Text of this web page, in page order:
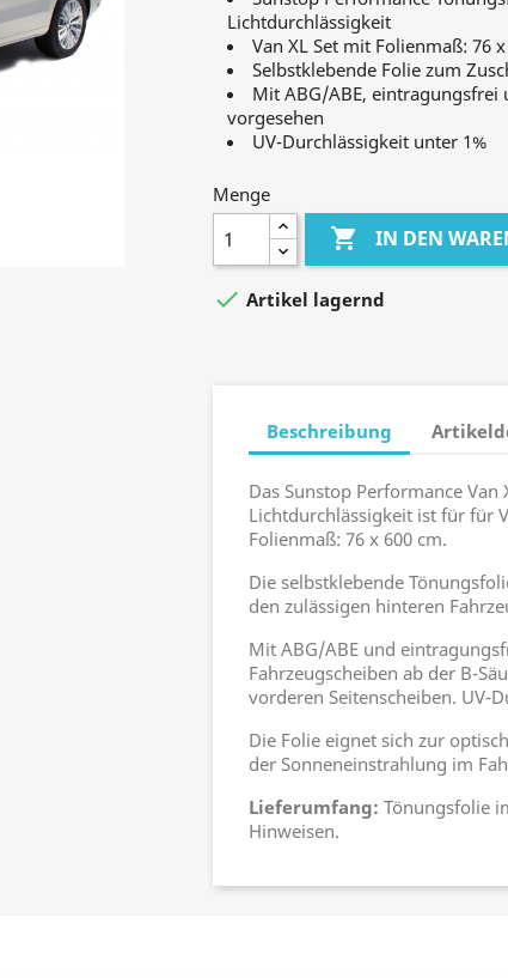
Lichtdurchlässigkeit
Van XL Set mit Folienmaß: 76
Selbstklebende Folie zum
Mit ABG/ABE, eintragungsfrei
vorgesehen
UV-Durchlässigkeit unter 1%
Menge
 IN DEN
 Artikel lagernd
Beschreibung
Das Sunstop Performance
Lichtdurchlässigkeit ist für für
Folienmaß: 76 x 600 cm.
Die selbstklebende
den zulässigen hinteren
Mit ABG/ABE und
Fahrzeugscheiben ab der B-
vorderen Seitenscheiben. UV-
Die Folie eignet sich zur
der Sonneneinstrahlung im
Lieferumfang: Tönungsfolie
Hinweisen.